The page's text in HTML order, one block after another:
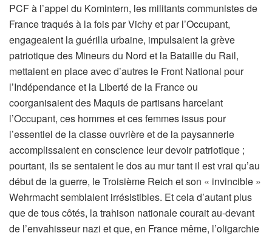
PCF à l’appel du Komintern, les militants communistes de
France traqués à la fois par Vichy et par l’Occupant,
engageaient la guérilla urbaine, impulsaient la grève
patriotique des Mineurs du Nord et la Bataille du Rail,
mettaient en place avec d’autres le Front National pour
l’Indépendance et la Liberté de la France ou
coorganisaient des Maquis de partisans harcelant
l’Occupant, ces hommes et ces femmes issus pour
l’essentiel de la classe ouvrière et de la paysannerie
accomplissaient en conscience leur devoir patriotique ;
pourtant, ils se sentaient le dos au mur tant il est vrai qu’au
début de la guerre, le Troisième Reich et son « invincible »
Wehrmacht semblaient irrésistibles. Et cela d’autant plus
que de tous côtés, la trahison nationale courait au-devant
de l’envahisseur nazi et que, en France même, l’oligarchie